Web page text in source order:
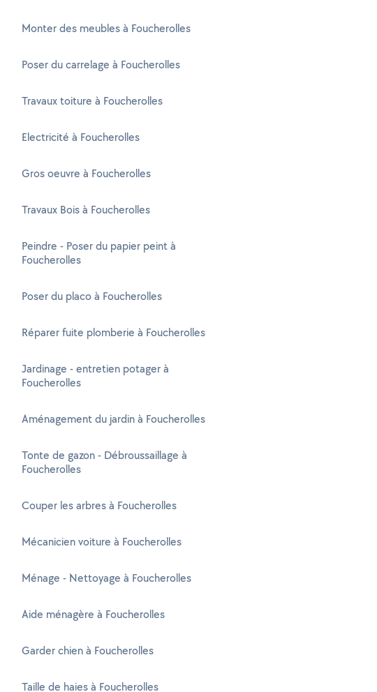
Monter des meubles à Foucherolles
Poser du carrelage à Foucherolles
Travaux toiture à Foucherolles
Electricité à Foucherolles
Gros oeuvre à Foucherolles
Travaux Bois à Foucherolles
Peindre - Poser du papier peint à
Foucherolles
Poser du placo à Foucherolles
Réparer fuite plomberie à Foucherolles
Jardinage - entretien potager à
Foucherolles
Aménagement du jardin à Foucherolles
Tonte de gazon - Débroussaillage à
Foucherolles
Couper les arbres à Foucherolles
Mécanicien voiture à Foucherolles
Ménage - Nettoyage à Foucherolles
Aide ménagère à Foucherolles
Garder chien à Foucherolles
Taille de haies à Foucherolles